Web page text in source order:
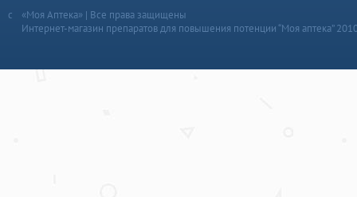
«Моя Аптека» | Все права защищены
Интернет-магазин препаратов для повышения потенции “Моя аптека”